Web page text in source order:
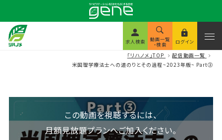
求人検索 動画一覧
・検索 ログイン
「リハノメ」TOP
配信動画一覧
米国理学療法士への道のりとその過程~2023年版~ Part③
この動画を視聴するには、
月額見放題プランへご加入ください。